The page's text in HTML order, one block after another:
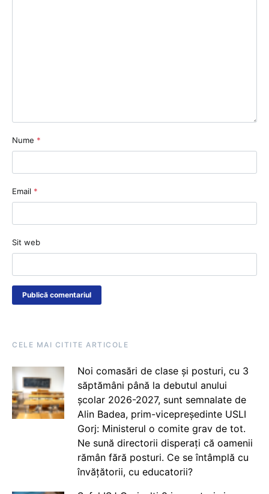
Nume *
Email *
Sit web
CELE MAI CITITE ARTICOLE
Noi comasări de clase și posturi, cu 3
săptămâni până la debutul anului
școlar 2026-2027, sunt semnalate de
Alin Badea, prim-vicepreședinte USLI
Gorj: Ministerul o comite grav de tot.
Ne sună directorii disperați că oamenii
rămân fără posturi. Ce se întâmplă cu
învățătorii, cu educatorii?